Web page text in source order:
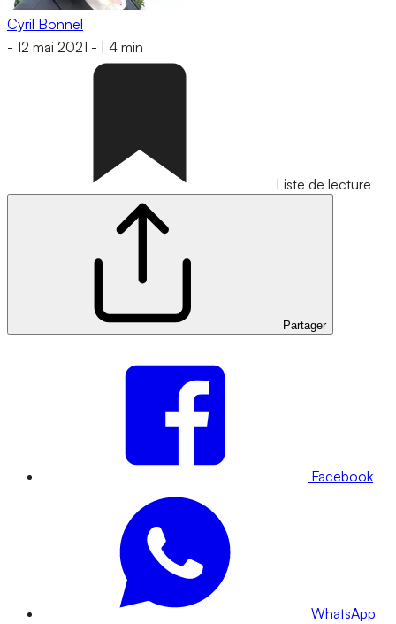
Cyril Bonnel
- 12 mai 2021 - 4 min
Liste de lecture
Partager
Facebook
WhatsApp